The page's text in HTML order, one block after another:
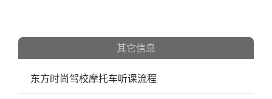
其它信息
东方时尚驾校摩托车听课流程